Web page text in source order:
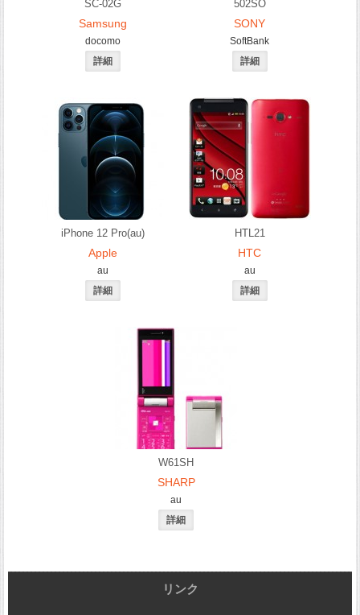
SC-02G
Samsung
docomo
502SO
SONY
SoftBank
iPhone 12 Pro(au)
Apple
au
HTL21
HTC
au
W61SH
SHARP
au
リンク